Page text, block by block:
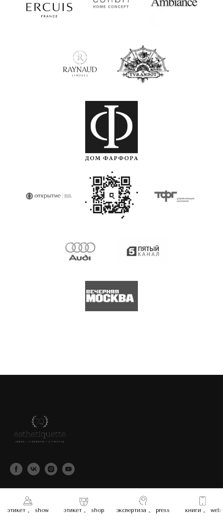
этикет 。 show этикет 。 shop экспертиза 。 press книги 。 web
Догов ор-оферта